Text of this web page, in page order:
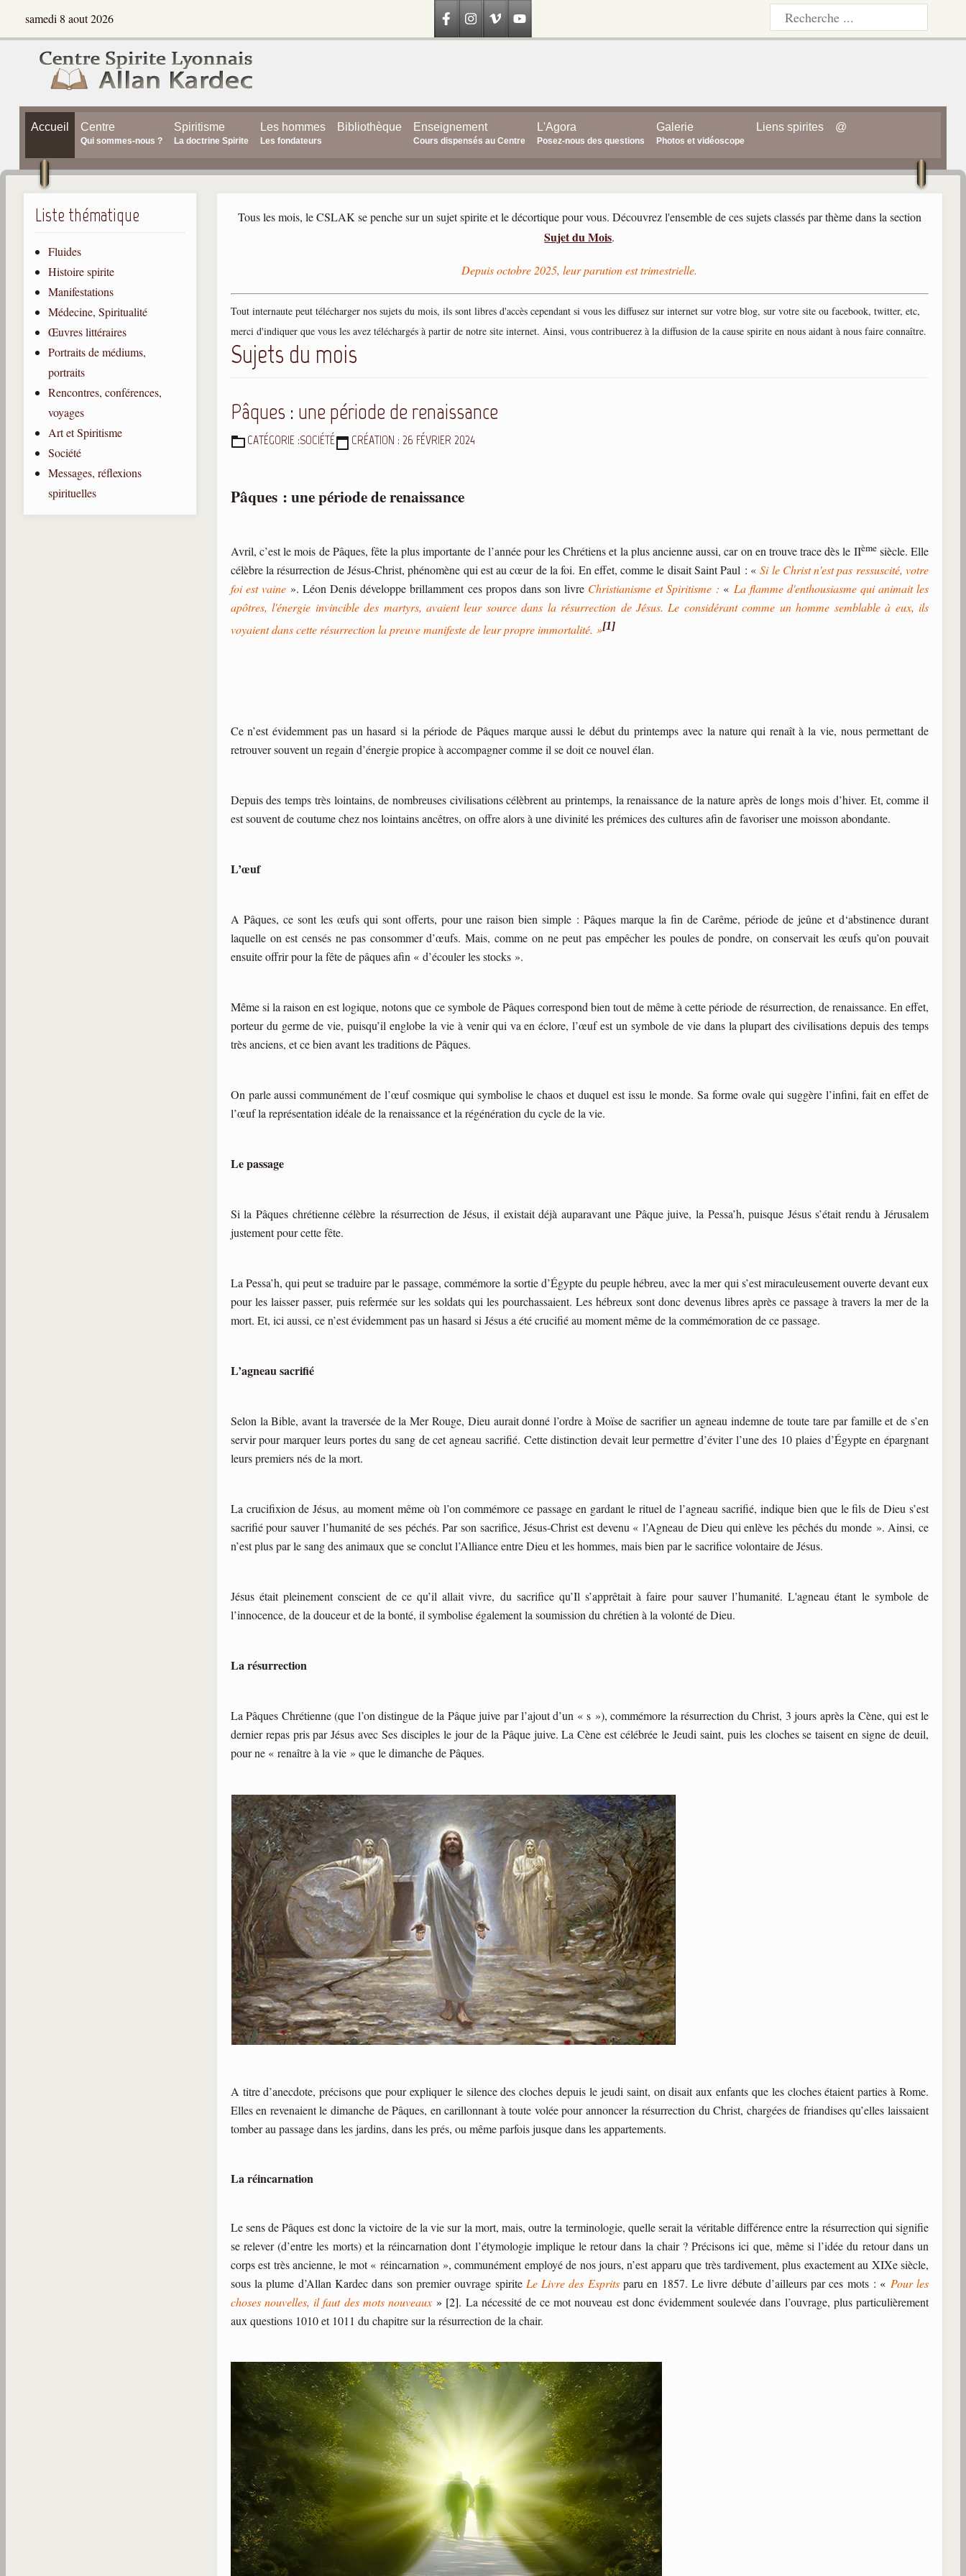
samedi 8 aout 2026
Accueil Centre
Qui sommes-nous ?
Spiritisme
La doctrine Spirite
Les hommes
Les fondateurs
Bibliothèque Enseignement
Cours dispensés au Centre
L'Agora
Posez-nous des questions
Galerie
Photos et vidéoscope
Liens spirites @
Liste thématique
Fluides
Histoire spirite
Manifestations
Médecine, Spiritualité
Œuvres littéraires
Portraits de médiums,
portraits
Rencontres, conférences,
voyages
Art et Spiritisme
Société
Messages, réflexions
spirituelles
Tous les mois, le CSLAK se penche sur un sujet spirite et le décortique pour vous. Découvrez l'ensemble de ces sujets classés par thème dans la section
Sujet du Mois.
Depuis octobre 2025, leur parution est trimestrielle.
Tout internaute peut télécharger nos sujets du mois, ils sont libres d'accès cependant si vous les diffusez sur internet sur votre blog, sur votre site ou facebook, twitter, etc,
merci d'indiquer que vous les avez téléchargés à partir de notre site internet. Ainsi, vous contribuerez à la diffusion de la cause spirite en nous aidant à nous faire connaître.
Sujets du mois
Pâques : une période de renaissance
DÉTAILSCATÉGORIE :SOCIÉTÉ CRÉATION : 26 FÉVRIER 2024
Pâques : une période de renaissance
Avril, c’est le mois de Pâques, fête la plus importante de l’année pour les Chrétiens et la plus ancienne aussi, car on en trouve trace dès le IIèmesiècle. Elle
célèbre la résurrection de Jésus-Christ, phénomène qui est au cœur de la foi. En effet, comme le disait Saint Paul : «Si le Christ n'est pas ressuscité, votre
foi est vaine». Léon Denis développe brillamment ces propos dans son livre Christianisme et Spiritisme : « La flamme d'enthousiasme qui animait les
apôtres, l'énergie invincible des martyrs, avaient leur source dans la résurrection de Jésus. Le considérant comme un homme semblable à eux, ils
voyaient dans cette résurrection la preuve manifeste de leur propre immortalité. »[1]
Ce n’est évidemment pas un hasard si la période de Pâques marque aussi le début du printemps avec la nature qui renaît à la vie, nous permettant de
retrouver souvent un regain d’énergie propice à accompagner comme il se doit ce nouvel élan.
Depuis des temps très lointains, de nombreuses civilisations célèbrent au printemps, la renaissance de la nature après de longs mois d’hiver. Et, comme il
est souvent de coutume chez nos lointains ancêtres, on offre alors à une divinité les prémices des cultures afin de favoriser une moisson abondante.
L’œuf
A Pâques, ce sont les œufs qui sont offerts, pour une raison bien simple : Pâques marque la fin de Carême, période de jeûne et d‘abstinence durant
laquelle on est censés ne pas consommer d’œufs. Mais, comme on ne peut pas empêcher les poules de pondre, on conservait les œufs qu’on pouvait
ensuite offrir pour la fête de pâques afin « d’écouler les stocks ».
Même si la raison en est logique, notons que ce symbole de Pâques correspond bien tout de même à cette période de résurrection, de renaissance. En effet,
porteur du germe de vie, puisqu’il englobe la vie à venir qui va en éclore, l’œuf est un symbole de vie dans la plupart des civilisations depuis des temps
très anciens, et ce bien avant les traditions de Pâques.
On parle aussi communément de l’œuf cosmique qui symbolise le chaos et duquel est issu le monde. Sa forme ovale qui suggère l’infini, fait en effet de
l’œuf la représentation idéale de la renaissance et la régénération du cycle de la vie.
Le passage
Si la Pâques chrétienne célèbre la résurrection de Jésus, il existait déjà auparavant une Pâque juive, la Pessa’h, puisque Jésus s’était rendu à Jérusalem
justement pour cette fête.
La Pessa’h, qui peut se traduire par le passage, commémore la sortie d’Égypte du peuple hébreu, avec la mer qui s’est miraculeusement ouverte devant eux
pour les laisser passer, puis refermée sur les soldats qui les pourchassaient. Les hébreux sont donc devenus libres après ce passage à travers la mer de la
mort. Et, ici aussi, ce n’est évidemment pas un hasard si Jésus a été crucifié au moment même de la commémoration de ce passage.
L’agneau sacrifié
Selon la Bible, avant la traversée de la Mer Rouge, Dieu aurait donné l’ordre à Moïse de sacrifier un agneau indemne de toute tare par famille et de s’en
servir pour marquer leurs portes du sang de cet agneau sacrifié. Cette distinction devait leur permettre d’éviter l’une des 10 plaies d’Égypte en épargnant
leurs premiers nés de la mort.
La crucifixion de Jésus, au moment même où l’on commémore ce passage en gardant le rituel de l’agneau sacrifié, indique bien que le fils de Dieu s’est
sacrifié pour sauver l’humanitéde ses péchés. Par son sacrifice, Jésus-Christ est devenu « l’Agneau de Dieu qui enlève les pêchés du monde ». Ainsi, ce
n’est plus par le sang des animaux que se conclut l’Alliance entre Dieu et les hommes, mais bien par le sacrifice volontaire de Jésus.
Jésus était pleinement conscient de ce qu’il allait vivre, du sacrifice qu’Il s’apprêtait à faire pour sauver l’humanité. L'agneau étant le symbole de
l’innocence, de la douceur et de la bonté, il symbolise également la soumission du chrétien à la volonté de Dieu.
La résurrection
La Pâques Chrétienne (que l’on distingue de la Pâque juive par l’ajout d’un « s »), commémore la résurrection du Christ, 3 jours après la Cène, qui est le
dernier repas pris par Jésus avec Ses disciples le jour de la Pâque juive. La Cène est célébrée le Jeudi saint, puis les cloches se taisent en signe de deuil,
pour ne « renaître à la vie » que le dimanche de Pâques.
A titre d’anecdote, précisons que pour expliquer le silence des cloches depuis le jeudi saint, on disait aux enfants que les cloches étaient parties à Rome.
Elles en revenaient le dimanche de Pâques, en carillonnant à toute volée pour annoncer la résurrection du Christ, chargées de friandises qu’elles laissaient
tomber au passage dans les jardins, dans les prés, ou même parfois jusque dans les appartements.
La réincarnation
Le sens de Pâques est donc la victoire de la vie sur la mort, mais, outre la terminologie, quelle serait la véritable différence entre la résurrection qui signifie
se relever (d’entre les morts) et la réincarnation dont l’étymologie implique le retour dans la chair ? Précisons ici que, même si l’idée du retour dans un
corps est très ancienne, le mot « réincarnation », communément employé de nos jours, n’est apparu que très tardivement, plus exactement au XIXe siècle,
sous la plume d’Allan Kardec dans son premier ouvrage spirite Le Livre des Espritsparu en 1857. Le livre débute d’ailleurs par ces mots : « Pour les
choses nouvelles, il faut des mots nouveaux» [2]. La nécessité de ce mot nouveau est donc évidemment soulevée dans l’ouvrage, plus particulièrement
aux questions 1010 et 1011 du chapitre sur la résurrection de la chair.